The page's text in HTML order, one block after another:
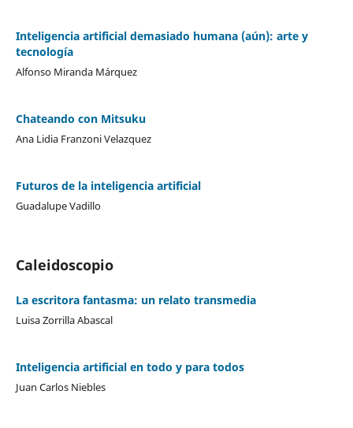
Inteligencia artificial demasiado humana (aún): arte y
tecnología
Alfonso Miranda Márquez
Chateando con Mitsuku
Ana Lidia Franzoni Velazquez
Futuros de la inteligencia artificial
Guadalupe Vadillo
Caleidoscopio
La escritora fantasma: un relato transmedia
Luisa Zorrilla Abascal
Inteligencia artificial en todo y para todos
Juan Carlos Niebles